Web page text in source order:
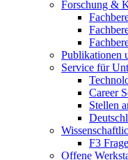
Forschung &
Publikationen
Service für
Career
Stellen
F3
Offene